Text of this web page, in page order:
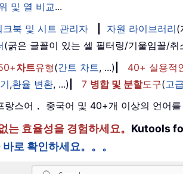
및 열 비교...
크북 및 시트 관리자 자원 라이브러리(
(굵은 글꼴이 있는 셀 필터링/기울임꼴/취
차트유형(간트 차트, ...) 40+ 실용적
,환율 변환, ...) 7 병합 및 분할도구(고
스어， 중국어 및 40+개 이상의 언어를
효율성을 경험하세요。 Kutools
로 확인하세요。。。